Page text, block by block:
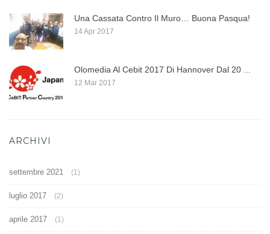
Una Cassata Contro Il Muro… Buona Pasqua!
14 Apr 2017
Olomedia Al Cebit 2017 Di Hannover Dal 20 ...
12 Mar 2017
ARCHIVI
settembre 2021 (1)
luglio 2017 (2)
aprile 2017 (1)